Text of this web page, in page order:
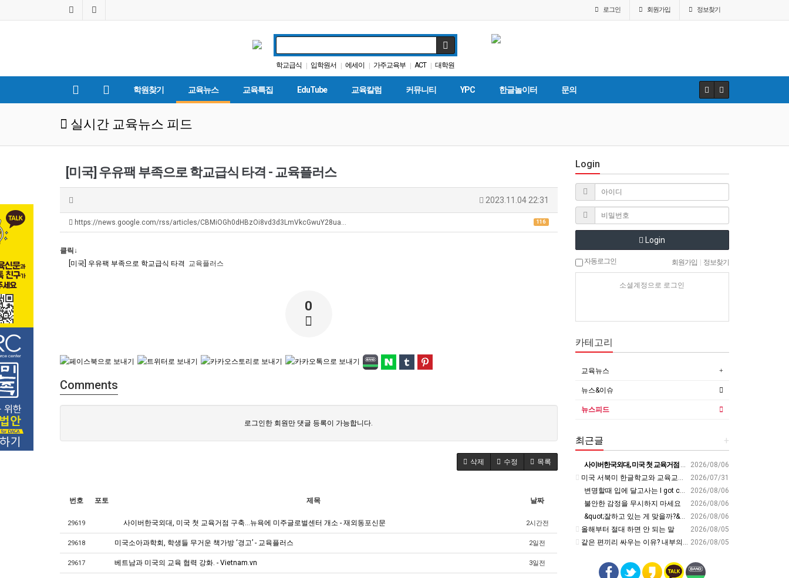
로그인 회원가입 정보찾기
학교급식 | 입학원서 | 에세이 | 가주교육부 | ACT | 대학원
| 교육뉴스 | 교육구 | 트럼프 | 학자금
학원찾기 교육뉴스 교육특집 EduTube 교육칼럼 커뮤니티 YPC 한글놀이터 문의
실시간 교육뉴스 피드
[미국] 우유팩 부족으로 학교급식 타격 - 교육플러스
2023.11.04 22:31
116
https://news.google.com/rss/articles/CBMiOGh0dHBzOi8vd3d3LmVkcGwuY28ua…
클릭↓
[미국] 우유팩 부족으로 학교급식 타격
교육플러스
0
Comments
로그인한 회원만 댓글 등록이 가능합니다.
삭제 수정 목록
번호 포토 제목 날짜
29619 사이버한국외대, 미국 첫 교육거점 구축…뉴욕에 미주글로벌센터 개소 - 재외동포신문 2시간전
29618 미국소아과학회, 학생들 무거운 책가방 ‘경고’ - 교육플러스 2일전
29617 베트남과 미국의 교육 협력 강화. - Vietnam.vn 3일전
Login
Login
자동로그인 회원가입 정보찾기
소셜계정으로 로그인
카테고리
교육뉴스
뉴스&이슈
뉴스피드
+
최근글
2026/08/06
사이버한국외대, 미국 첫 교육거점 구축…뉴욕에 미주글로벌센터 개소 - 재외동포신문
2026/07/31
미국 서북미 한글학교와 교육교류 첫 물꼬 - 사회적경제뉴스
2026/08/06
변명할때 입에 달고사는 I got carried away????????
2026/08/06
불안한 감정을 무시하지 마세요
2026/08/06
&quot;잘하고 있는 게 맞을까?&quot; 세바시 대표가 비교 지옥에서 탈출한 방법 [#세바시45 에디토리얼 ep.2]
2026/08/05
올해부터 절대 하면 안 되는 말
2026/08/05
같은 편끼리 싸우는 이유? 내부의 적이 더 무섭다? 인간이 갈등을 빚는 이유ㅣ최재천의 아마존